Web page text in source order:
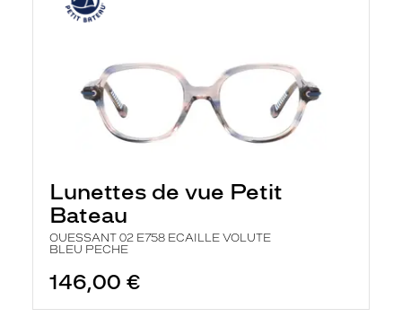
Lunettes de vue Petit
Bateau
OUESSANT 02 E758 ECAILLE VOLUTE
BLEU PECHE
146,00 €